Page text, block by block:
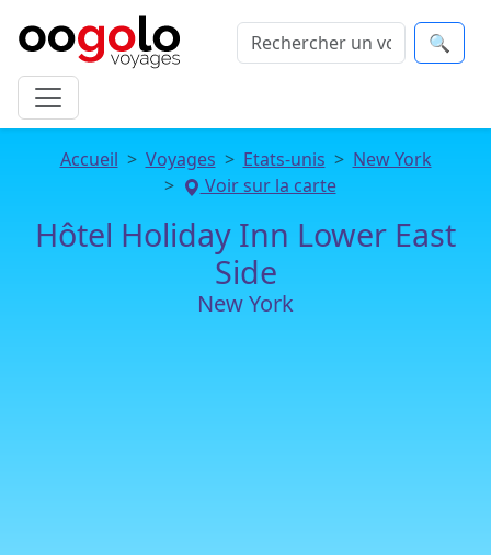
🔍
Accueil Voyages Etats-unis
New York
Voir sur la carte
Hôtel Holiday Inn Lower East
Side
New York